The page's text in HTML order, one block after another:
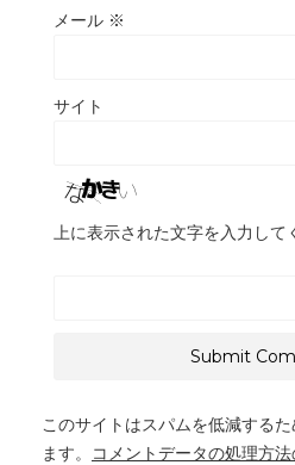
メール ※
サイト
上に表示された文字を入力して
このサイトはスパムを低減する
ます。
コメントデータの処理方